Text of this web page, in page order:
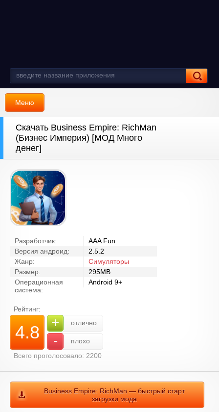
Меню
Скачать Business Empire: RichMan
(Бизнес Империя) [МОД Много
денег]
Разработчик:
AAA Fun
Версия андроид:
2.5.2
Жанр:
Симуляторы
Размер:
295MB
Операционная
система:
Android 9+
Рейтинг:
4.8 + отлично
-
плохо
Всего проголосовало: 2200
Business Empire: RichMan — быстрый старт
загрузки мода